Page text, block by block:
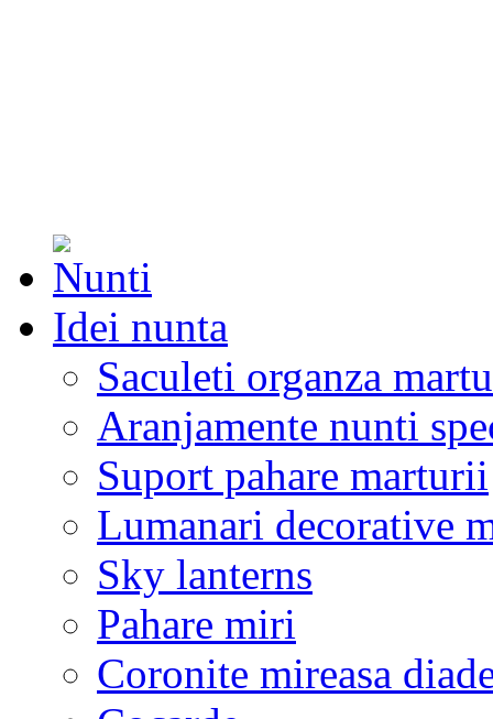
Idei nunta
Saculeti organza
Aranjamente nunti
Suport pahare marturii
Lumanari decorative
Sky lanterns
Pahare miri
Coronite mireasa